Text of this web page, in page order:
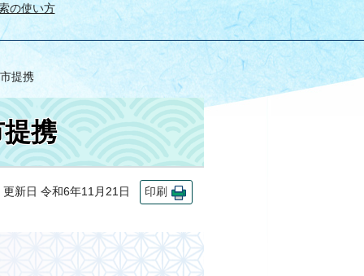
の使い方
提携
携
日 令和6年11月21日 印刷